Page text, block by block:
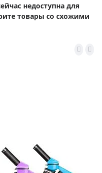
недоступна для
товары со схожими